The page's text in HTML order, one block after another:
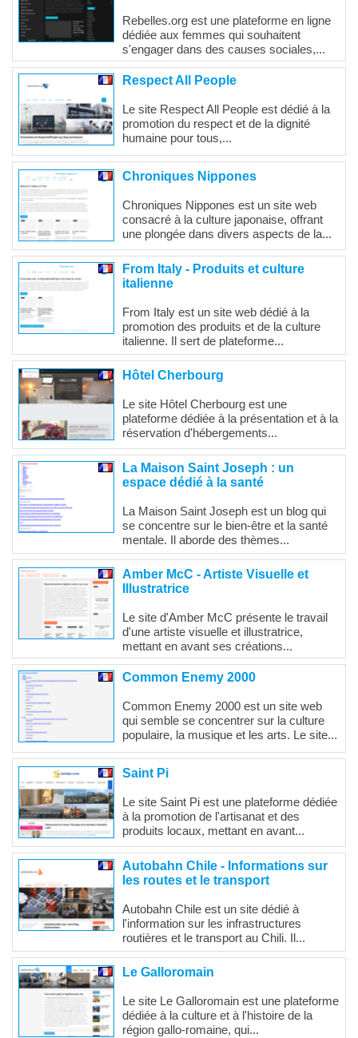
Rebelles.org est une plateforme en ligne
dédiée aux femmes qui souhaitent
s'engager dans des causes sociales,...
Respect All People
Le site Respect All People est dédié à la
promotion du respect et de la dignité
humaine pour tous,...
Chroniques Nippones
Chroniques Nippones est un site web
consacré à la culture japonaise, offrant
une plongée dans divers aspects de la...
From Italy - Produits et culture
italienne
From Italy est un site web dédié à la
promotion des produits et de la culture
italienne. Il sert de plateforme...
Hôtel Cherbourg
Le site Hôtel Cherbourg est une
plateforme dédiée à la présentation et à la
réservation d'hébergements...
La Maison Saint Joseph : un
espace dédié à la santé
La Maison Saint Joseph est un blog qui
se concentre sur le bien-être et la santé
mentale. Il aborde des thèmes...
Amber McC - Artiste Visuelle et
Illustratrice
Le site d'Amber McC présente le travail
d'une artiste visuelle et illustratrice,
mettant en avant ses créations...
Common Enemy 2000
Common Enemy 2000 est un site web
qui semble se concentrer sur la culture
populaire, la musique et les arts. Le site...
Saint Pi
Le site Saint Pi est une plateforme dédiée
à la promotion de l'artisanat et des
produits locaux, mettant en avant...
Autobahn Chile - Informations sur
les routes et le transport
Autobahn Chile est un site dédié à
l'information sur les infrastructures
routières et le transport au Chili. Il...
Le Galloromain
Le site Le Galloromain est une plateforme
dédiée à la culture et à l'histoire de la
région gallo-romaine, qui...